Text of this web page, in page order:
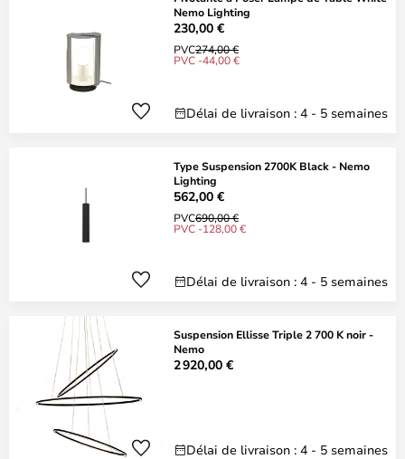
Nemo Lighting
230,00 €
PVC274,00 €
PVC -44,00 €
Délai de livraison : 4 - 5 semaines
Type Suspension 2700K Black - Nemo
Lighting
562,00 €
PVC690,00 €
PVC -128,00 €
Délai de livraison : 4 - 5 semaines
Suspension Ellisse Triple 2 700 K noir -
Nemo
2 920,00 €
Délai de livraison : 4 - 5 semaines